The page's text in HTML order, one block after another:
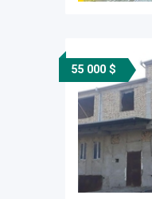
55 000 $